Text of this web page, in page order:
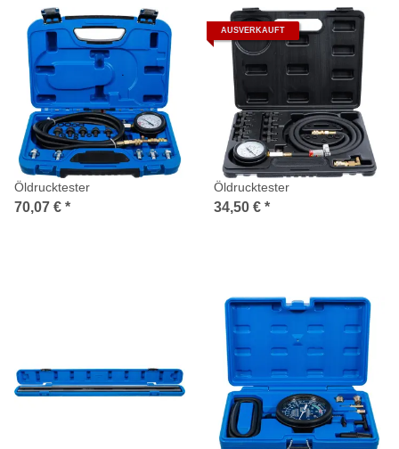
Öldrucktester
70,07 € *
AUSVERKAUFT
Öldrucktester
34,50 € *